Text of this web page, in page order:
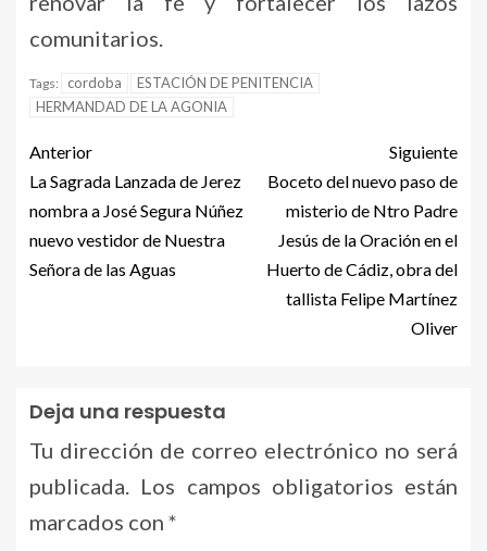
comunitarios.
Tags: cordoba
ESTACIÓN DE PENITENCIA
HERMANDAD DE LA AGONIA
Anterior
La Sagrada Lanzada de Jerez
nombra a José Segura Núñez
nuevo vestidor de Nuestra
Señora de las Aguas
Siguiente
Boceto del nuevo paso de
misterio de Ntro Padre
Jesús de la Oración en el
Huerto de Cádiz, obra del
tallista Felipe Martínez
Oliver
Deja una respuesta
Tu dirección de correo electrónico no será
publicada. Los campos obligatorios están
marcados con *